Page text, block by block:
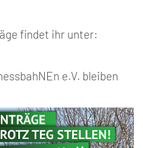
findet ihr unter:
e.V. bleiben